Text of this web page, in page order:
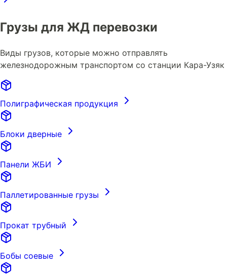
Грузы для ЖД перевозки
Виды грузов, которые можно отправлять
железнодорожным транспортом со станции Кара-Узяк
Полиграфическая продукция
Блоки дверные
Панели ЖБИ
Паллетированные грузы
Прокат трубный
Бобы соевые